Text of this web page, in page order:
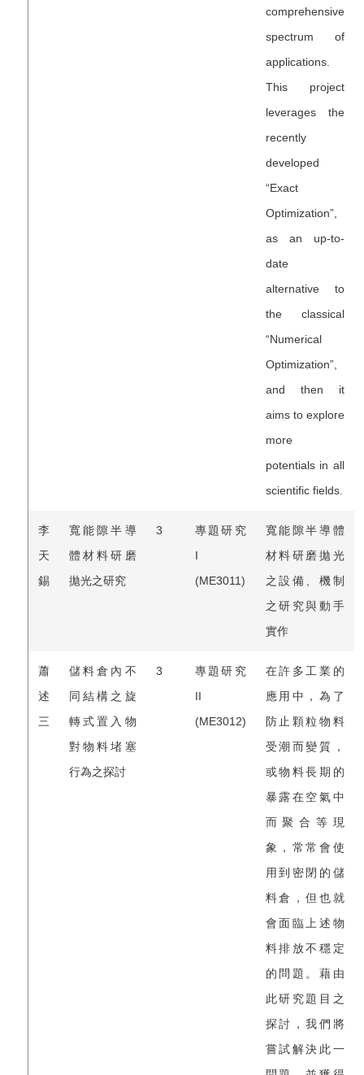
comprehensive
spectrum of
applications.
This project
leverages the
recently
developed
“Exact
Optimization”,
as an up-to-
date
alternative to
the classical
“Numerical
Optimization”,
and then it
aims to explore
more
potentials in all
scientific fields.
李
天
錫
寬能隙半導
體材料研磨
拋光之研究
3
專題研究
I
(ME3011)
寬能隙半導體
材料研磨拋光
之設備、機制
之研究與動手
實作
蕭
述
三
儲料倉內不
同結構之旋
轉式置入物
對物料堵塞
行為之探討
3
專題研究
II
(ME3012)
在許多工業的
應用中，為了
防止顆粒物料
受潮而變質，
或物料長期的
暴露在空氣中
而聚合等現
象，常常會使
用到密閉的儲
料倉，但也就
會面臨上述物
料排放不穩定
的問題。藉由
此研究題目之
探討，我們將
嘗試解決此一